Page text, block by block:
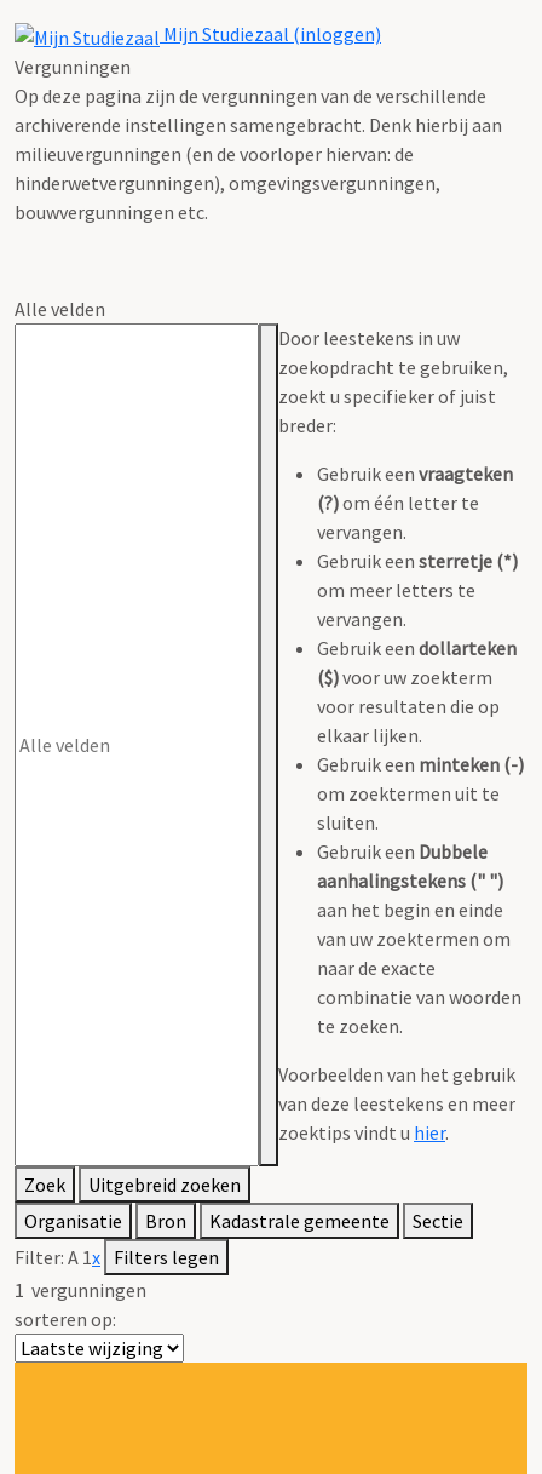
Mijn Studiezaal (inloggen)
Vergunningen
Op deze pagina zijn de vergunningen van de verschillende
archiverende instellingen samengebracht. Denk hierbij aan
milieuvergunningen (en de voorloper hiervan: de
hinderwetvergunningen), omgevingsvergunningen,
bouwvergunningen etc.
Alle velden
Door leestekens in uw
zoekopdracht te gebruiken,
zoekt u specifieker of juist
breder:
Gebruik een vraagteken
(?)om één letter te
vervangen.
Gebruik een sterretje (*)
om meer letters te
vervangen.
Gebruik een dollarteken
($)voor uw zoekterm
voor resultaten die op
elkaar lijken.
Gebruik een minteken (-)
om zoektermen uit te
sluiten.
Gebruik een Dubbele
aanhalingstekens (" ")
aan het begin en einde
van uw zoektermen om
naar de exacte
combinatie van woorden
te zoeken.
Voorbeelden van het gebruik
van deze leestekens en meer
zoektips vindt u hier.
Zoek
Uitgebreid zoeken
Organisatie
Bron Kadastrale gemeente
Sectie
Filter: A 1x Filters legen
1 vergunningen
sorteren op: